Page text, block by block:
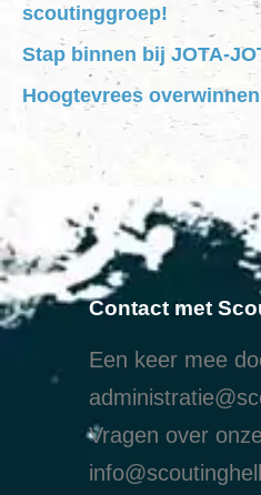
scoutinggroep!
Stap binnen bij JOTA-
Hoogtevrees overwinnen
Contact met
Een keer mee
Vragen over